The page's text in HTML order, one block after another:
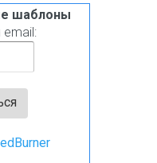
шаблоны
email: